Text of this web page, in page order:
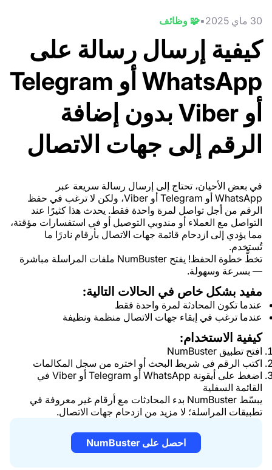
30 ماي 2025 🧩 وظائف
كيفية إرسال رسالة على
WhatsApp أو Telegram
أو Viber بدون إضافة
الرقم إلى جهات الاتصال
في بعض الأحيان، تحتاج إلى إرسال رسالة سريعة عبر
WhatsApp أو Telegram أو Viber، ولكن لا ترغب في حفظ
الرقم من أجل تواصل لمرة واحدة فقط. يحدث هذا كثيرًا عند
التواصل مع العملاء أو مندوبي التوصيل أو في استفسارات مؤقتة،
مما يؤدي إلى ازدحام قائمة جهات الاتصال بأرقام نادرًا ما
تُستخدم.
تخطَّ خطوة الحفظ! يفتح NumBuster ملفات المراسلة مباشرة
— بسرعة وسهولة.
مفيد بشكل خاص في الحالات التالية:
عندما تكون المحادثة لمرة واحدة فقط
عندما ترغب في إبقاء جهات الاتصال منظمة ونظيفة
كيفية الاستخدام:
افتح تطبيق NumBuster
اكتب الرقم في شريط البحث أو اختره من سجل المكالمات
اضغط على أيقونة WhatsApp أو Telegram أو Viber في
القائمة السفلية
يبسّط NumBuster بدء المحادثات مع أرقام غير معروفة في
تطبيقات المراسلة؛ لا مزيد من ازدحام جهات الاتصال.
احصل على NumBuster